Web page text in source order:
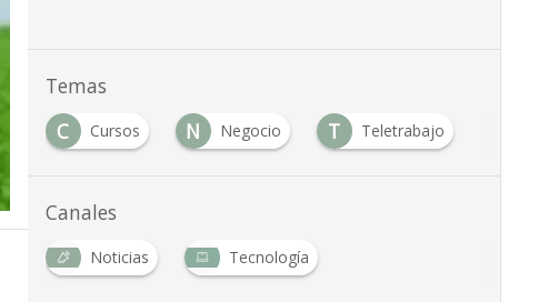
Temas
C
Cursos N Negocio T Teletrabajo
Canales
Noticias Tecnología